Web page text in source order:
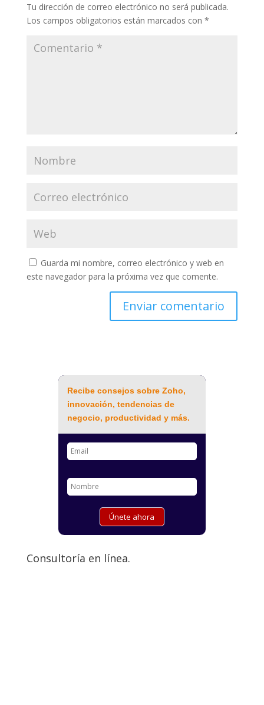
Tu dirección de correo electrónico no será publicada.
Los campos obligatorios están marcados con *
Guarda mi nombre, correo electrónico y web en
este navegador para la próxima vez que comente.
Recibe consejos sobre Zoho,
innovación, tendencias de
negocio, productividad y más.
Consultoría en línea.